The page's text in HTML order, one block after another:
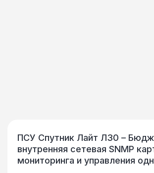
ПСУ Спутник Лайт Л30 –
внутренняя сетевая SNMP
мониторинга и управления